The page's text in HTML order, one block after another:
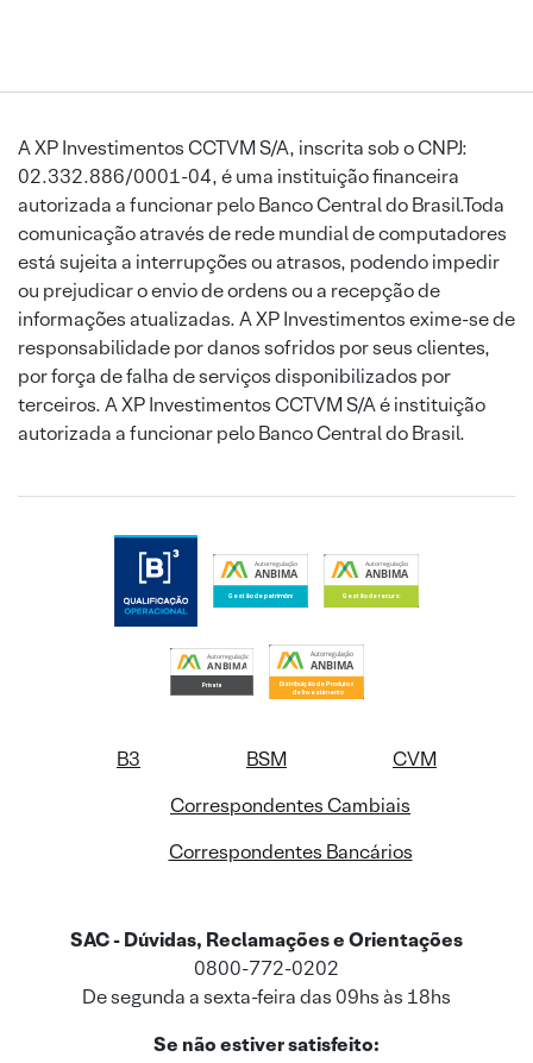
A XP Investimentos CCTVM S/A, inscrita sob o CNPJ:
02.332.886/0001-04, é uma instituição financeira
autorizada a funcionar pelo Banco Central do Brasil.Toda
comunicação através de rede mundial de computadores
está sujeita a interrupções ou atrasos, podendo impedir
ou prejudicar o envio de ordens ou a recepção de
informações atualizadas. A XP Investimentos exime-se de
responsabilidade por danos sofridos por seus clientes,
por força de falha de serviços disponibilizados por
terceiros. A XP Investimentos CCTVM S/A é instituição
autorizada a funcionar pelo Banco Central do Brasil.
B3 BSM
CVM
Correspondentes Cambiais
Correspondentes Bancários
SAC - Dúvidas, Reclamações e Orientações
0800-772-0202
De segunda a sexta-feira das 09hs às 18hs
Se não estiver satisfeito: